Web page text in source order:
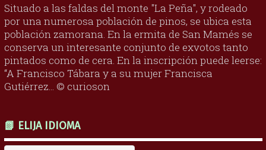
Situado a las faldas del monte "La Peña", y rodeado
por una numerosa población de pinos, se ubica esta
población zamorana. En la ermita de San Mamés se
conserva un interesante conjunto de exvotos tanto
pintados como de cera. En la inscripción puede leerse:
“A Francisco Tábara y a su mujer Francisca
Gutiérrez... © curioson
📗 ELIJA IDIOMA